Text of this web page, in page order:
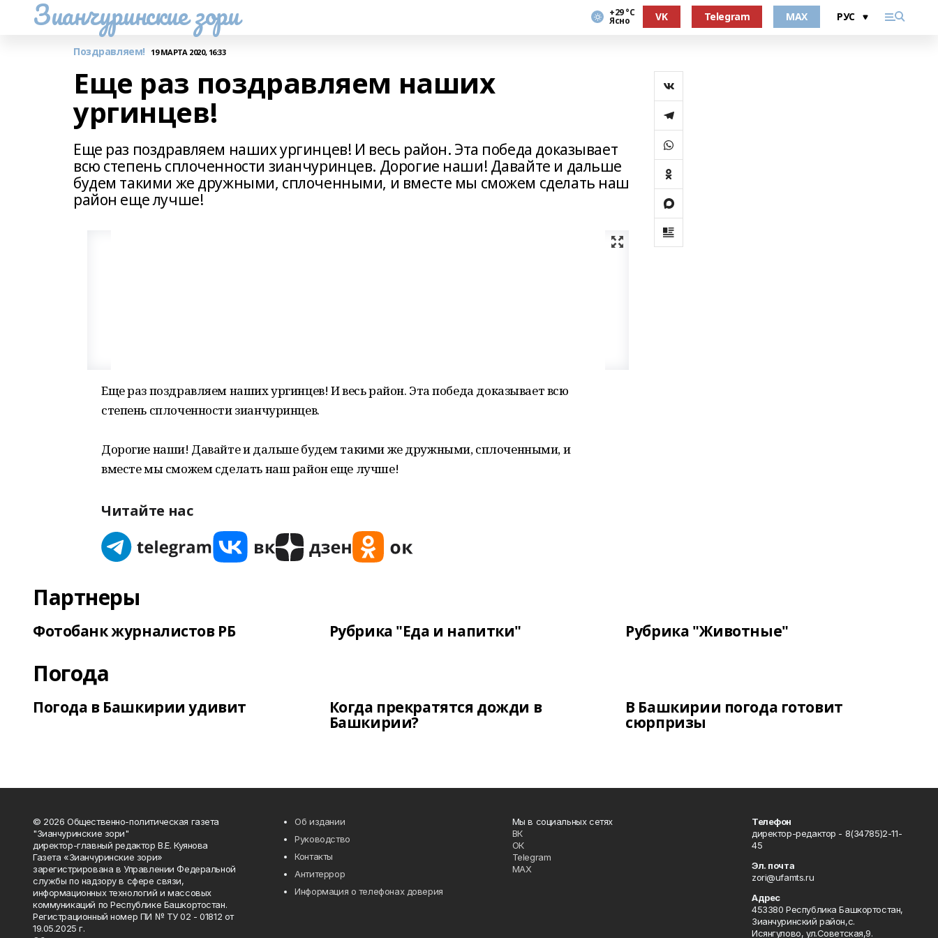
Зианчуринские зори +29 °С
Ясно VK Telegram MAX
Поздравляем! 19 МАРТА 2020, 16:33
Еще раз поздравляем наших
ургинцев!
Еще раз поздравляем наших ургинцев! И весь район. Эта победа доказывает
всю степень сплоченности зианчуринцев. Дорогие наши! Давайте и дальше
будем такими же дружными, сплоченными, и вместе мы сможем сделать наш
район еще лучше!
Еще раз поздравляем наших ургинцев! И весь район. Эта победа доказывает всю
степень сплоченности зианчуринцев.
Дорогие наши! Давайте и дальше будем такими же дружными, сплоченными, и
вместе мы сможем сделать наш район еще лучше!
Читайте нас
Партнеры
Фотобанк журналистов РБ Рубрика "Еда и напитки" Рубрика "Животные"
Погода
Погода в Башкирии удивит Когда прекратятся дожди в
Башкирии?
В Башкирии погода готовит
сюрпризы
© 2026 Общественно-политическая газета
"Зианчуринские зори"
директор-главный редактор В.Е. Куянова
Газета «Зианчуринские зори»
зарегистрирована в Управлении Федеральной
службы по надзору в сфере связи,
информационных технологий и массовых
коммуникаций по Республике Башкортостан.
Регистрационный номер ПИ № ТУ 02 - 01812 от
19.05.2025 г.
Об издании
Руководство
Контакты
Антитеррор
Информация о телефонах доверия
Мы в социальных сетях
ВК
ОК
Telegram
MAX
Телефон
директор-редактор - 8(34785)2-11-
45
Эл. почта
zori@ufamts.ru
Адрес
453380 Республика Башкортостан,
Зианчуринский район,с.
Исянгулово, ул.Советская,9.